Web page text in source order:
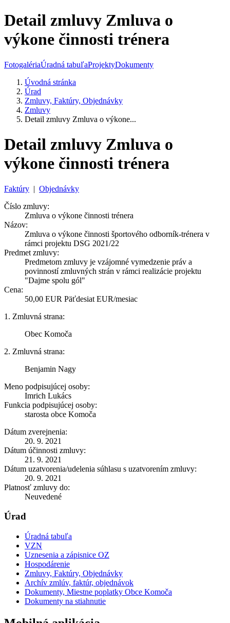
Detail zmluvy Zmluva o
výkone činnosti trénera
FotogalériaÚradná tabuľaProjektyDokumenty
Úvodná stránka
Úrad
Zmluvy, Faktúry, Objednávky
Zmluvy
Detail zmluvy Zmluva o výkone...
Detail zmluvy Zmluva o
výkone činnosti trénera
Faktúry | Objednávky
Číslo zmluvy:
Zmluva o výkone činnosti trénera
Názov:
Zmluva o výkone činnosti športového odborník-trénera v
rámci projektu DSG 2021/22
Predmet zmluvy:
Predmetom zmluvy je vzájomné vymedzenie práv a
povinností zmluvných strán v rámci realizácie projektu
"Dajme spolu gól"
Cena:
50,00 EUR Päťdesiat EUR/mesiac
1. Zmluvná strana:
Obec Komoča
2. Zmluvná strana:
Benjamin Nagy
Meno podpisujúcej osoby:
Imrich Lukács
Funkcia podpisujúcej osoby:
starosta obce Komoča
Dátum zverejnenia:
20. 9. 2021
Dátum účinnosti zmluvy:
21. 9. 2021
Dátum uzatvorenia/udelenia súhlasu s uzatvorením zmluvy:
20. 9. 2021
Platnosť zmluvy do:
Neuvedené
Úrad
Úradná tabuľa
VZN
Uznesenia a zápisnice OZ
Hospodárenie
Zmluvy, Faktúry, Objednávky
Archív zmlúv, faktúr, objednávok
Dokumenty, Miestne poplatky Obce Komoča
Dokumenty na stiahnutie